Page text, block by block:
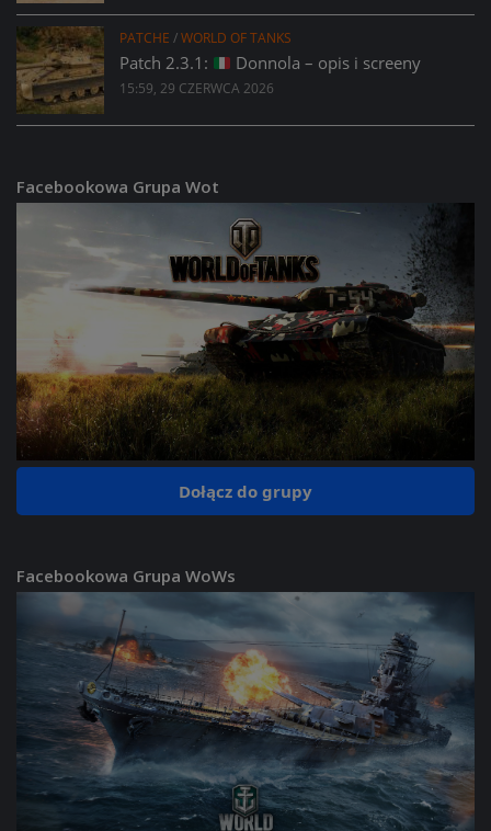
PATCHE /WORLD OF TANKS
Patch 2.3.1: Donnola – opis i screeny
15:59, 29 CZERWCA 2026
Facebookowa Grupa Wot
Dołącz do grupy
Facebookowa Grupa WoWs